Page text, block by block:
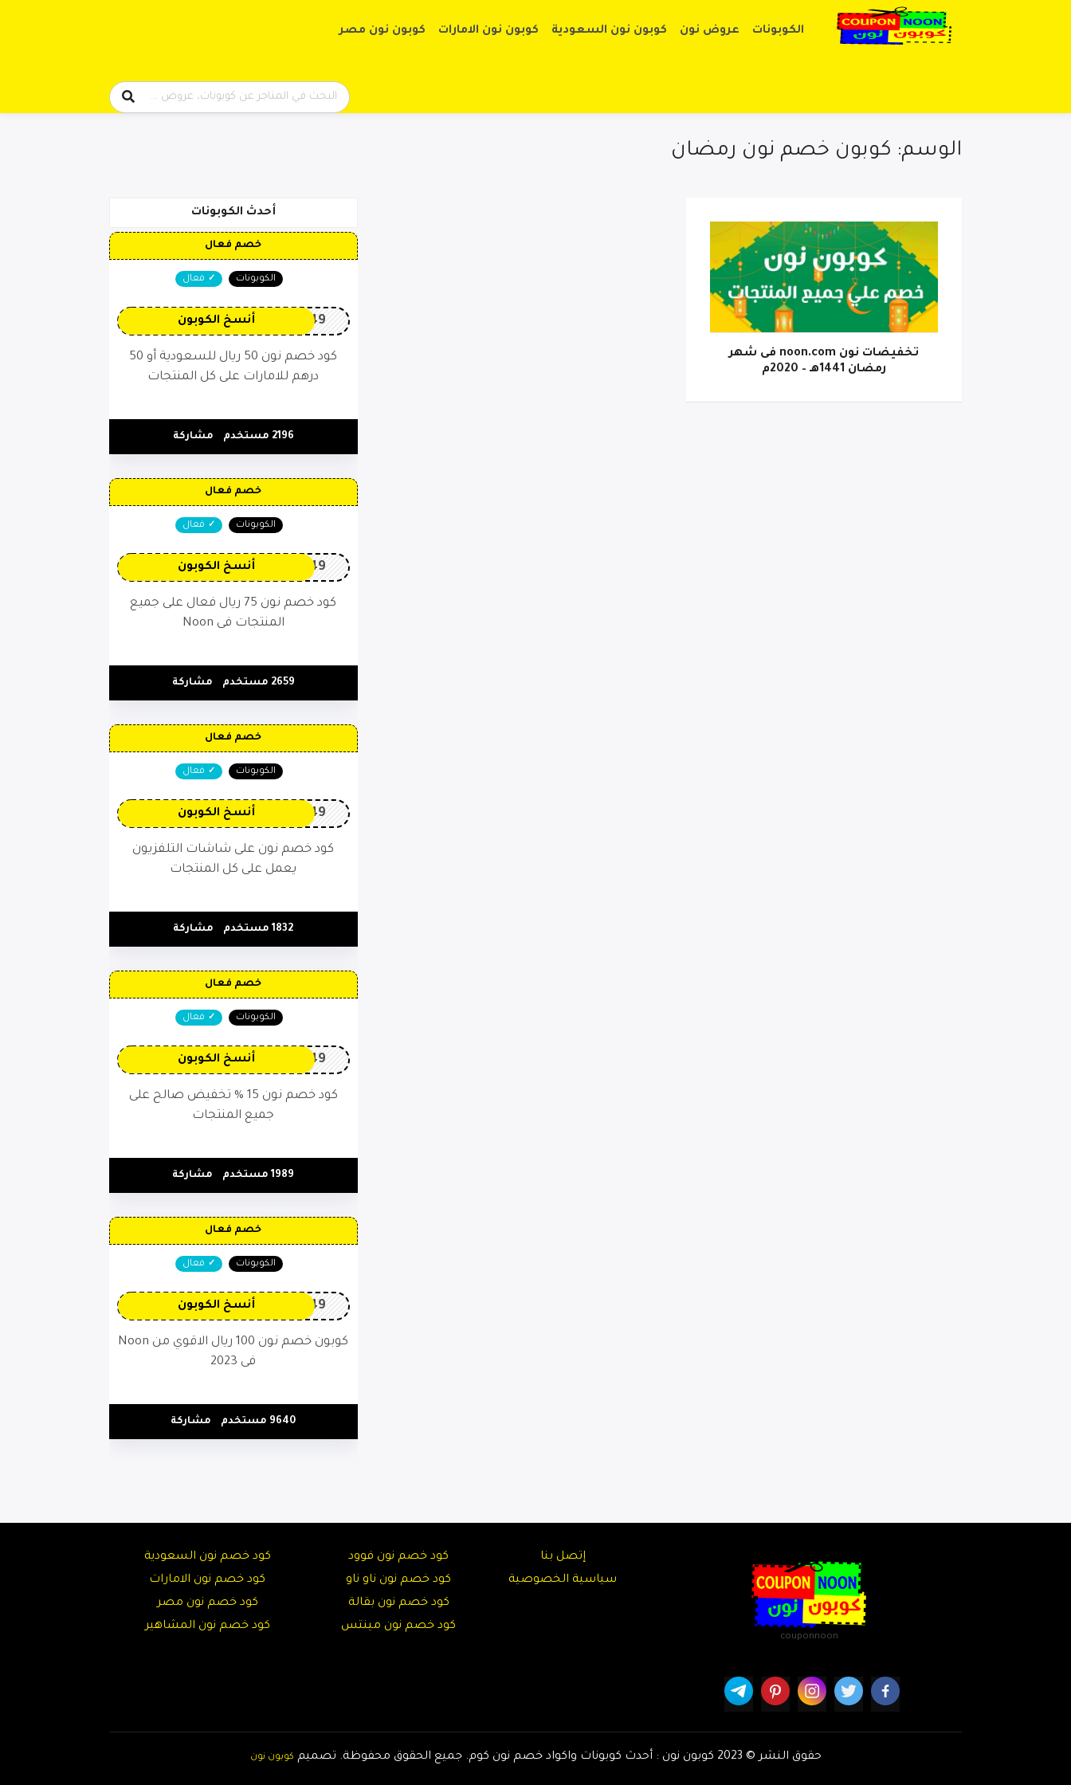
الكوبونات عروض نون كوبون نون السعودية كوبون نون الامارات كوبون نون مصر
الوسم: كوبون خصم نون رمضان
تخفيضات نون noon.com فى شهر
رمضان 1441هـ – 2020م
أحدث الكوبونات
خصم فعال
الكوبونات فعال
OP149 أنسخ الكوبون
كود خصم نون 50 ريال للسعودية أو 50
درهم للامارات على كل المنتجات
2196 مستخدم مشاركة
خصم فعال
الكوبونات فعال
OP149 أنسخ الكوبون
كود خصم نون 75 ريال فعال على جميع
المنتجات فى Noon
2659 مستخدم مشاركة
خصم فعال
الكوبونات فعال
OP149 أنسخ الكوبون
كود خصم نون على شاشات التلفزيون
يعمل على كل المنتجات
1832 مستخدم مشاركة
خصم فعال
الكوبونات فعال
OP149 أنسخ الكوبون
كود خصم نون 15 % تخفيض صالح على
جميع المنتجات
1989 مستخدم مشاركة
خصم فعال
الكوبونات فعال
OP149 أنسخ الكوبون
كوبون خصم نون 100 ريال الاقوي من Noon
فى 2023
9640 مستخدم مشاركة
couponnoon
إتصل بنا
سياسية الخصوصية
كود خصم نون فوود
كود خصم نون ناو ناو
كود خصم نون بقالة
كود خصم نون مينتس
كود خصم نون السعودية
كود خصم نون الامارات
كود خصم نون مصر
كود خصم نون المشاهير
حقوق النشر © 2023 كوبون نون : أحدث كوبونات واكواد خصم نون كوم. جميع الحقوق محفوظة. تصميم كوبون نون